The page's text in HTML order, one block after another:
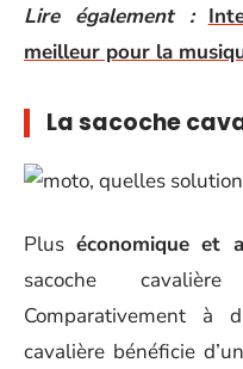
Lire également :
meilleur pour la
La sacoche
Plus économique et
sacoche
Comparativement à
cavalière bénéficie